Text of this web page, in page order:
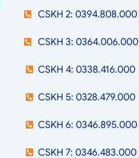
CSKH 2: 0394.808.000
CSKH 3: 0364.006.000
CSKH 4: 0338.416.000
CSKH 5: 0328.479.000
CSKH 6: 0346.895.000
CSKH 7: 0346.483.000